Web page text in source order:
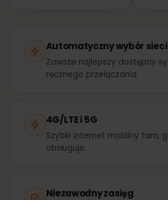
Automatyczny wybór sieci
Zawsze najlepszy dostępny
ręcznego przełączania.
4G/LTE i 5G
Szybki internet mobilny tam,
obsługuje.
Niezawodny zasięg